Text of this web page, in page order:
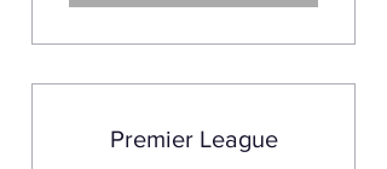
Premier League